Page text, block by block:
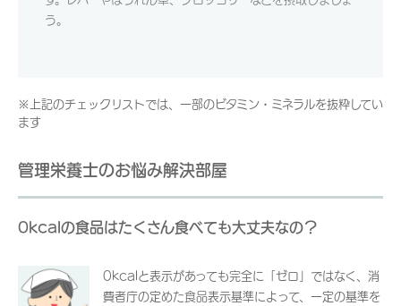
う。
※上記のチェックリストでは、一部のビタミン・ミネラルを抜粋してい
ます
管理栄養士のお悩み解決部屋
0kcalの食品はたくさん食べても大丈夫なの？
0kcalと表示があっても完全に「ゼロ」ではなく、消
費者庁の定めた食品表示基準によって、一定の基準を